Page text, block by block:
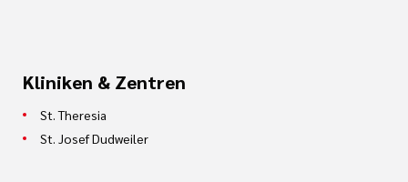
Kliniken & Zentren
St. Theresia
St. Josef Dudweiler